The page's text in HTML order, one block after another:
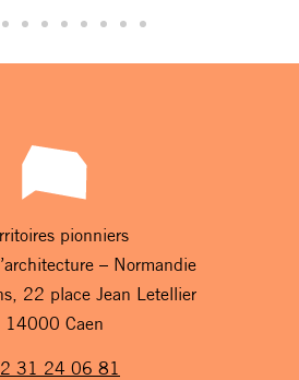
pionniers
– Normandie
22 place Jean Letellier
14000 Caen
31 24 06 81